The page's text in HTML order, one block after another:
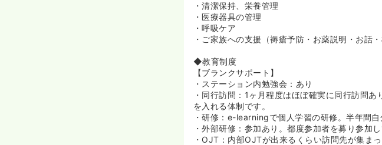
・清潔保持、栄養管理
・医療器具の管理
・呼吸ケア
・ご家族への支援（褥瘡予防・お薬説明・お話・
◆教育制度
【ブランクサポート】
・ステーション内勉強会：あり
・同行訪問：1ヶ月程度はほぼ確実に同行訪問
を入れる体制です。
・研修：e-learningで個人学習の研修。半年間
・外部研修：参加あり。都度参加者を募り参加し
・OJT：内部OJTが出来るくらい訪問先が集ま